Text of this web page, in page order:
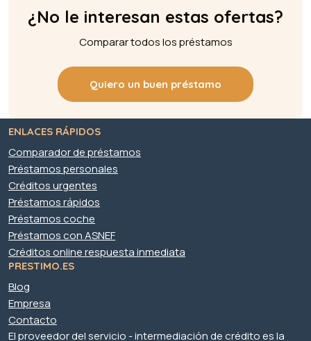
¿No le interesan estas ofertas?
Comparar todos los préstamos
Quiero un buen préstamo
ENLACES RÁPIDOS
Comparador de préstamos
Préstamos personales
Créditos urgentes
Préstamos rápidos
Préstamos coche
Préstamos con ASNEF
Créditos online respuesta inmediata
PRESTIMO.ES
Blog
Empresa
Contacto
El proveedor del servicio - intermediación de crédito es la